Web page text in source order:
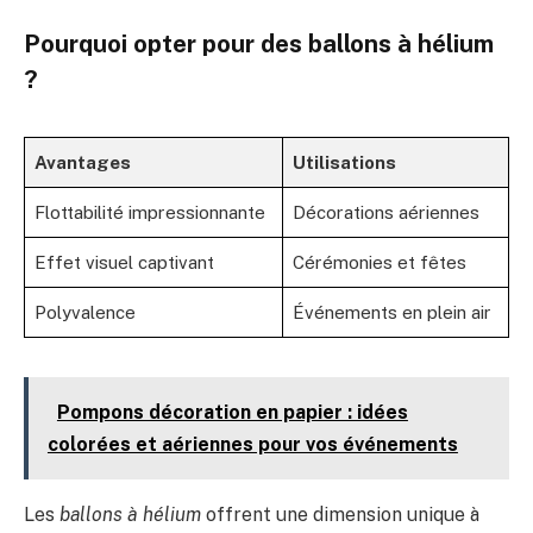
Pourquoi opter pour des ballons à hélium
?
Avantages Utilisations
Flottabilité impressionnante Décorations aériennes
Effet visuel captivant Cérémonies et fêtes
Polyvalence Événements en plein air
Pompons décoration en papier : idées
colorées et aériennes pour vos événements
Les ballons à hélium offrent une dimension unique à